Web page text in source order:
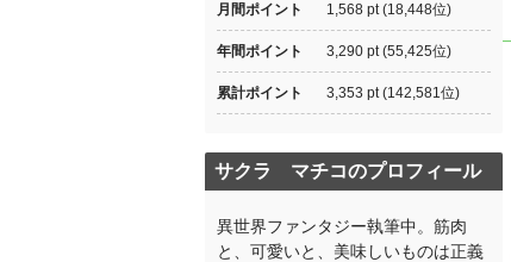
月間ポイント 1,568 pt (18,448位)
年間ポイント 3,290 pt (55,425位)
累計ポイント 3,353 pt (142,581位)
サクラ マチコのプロフィール
異世界ファンタジー執筆中。筋肉
と、可愛いと、美味しいものは正義